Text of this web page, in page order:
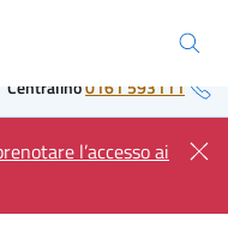
Centralino0161 593111
l’accesso ai